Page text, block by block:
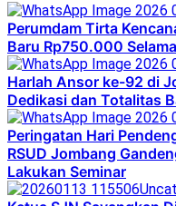
Perumdam Tirta
Baru Rp750.000
Harlah Ansor ke-92 di
Dedikasi dan Totalitas
Peringatan Hari
RSUD Jombang
Lakukan Seminar